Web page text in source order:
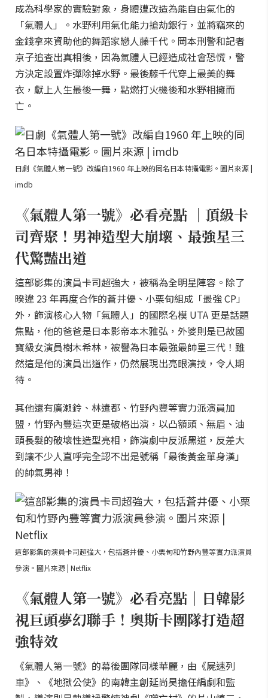
成為科學家的實驗對象，身體遭改造為能自由氣化的
「氣體人」。水野利用氣化能力搶劫銀行，並將竊來的
金錢拿來資助他的舞蹈家戀人藤千代。岡本刑警和記者
京子追查出真相後，因為氣體人已經造成社會恐慌，警
方決定設置炸彈除掉水野。最後藤千代穿上最美的舞
衣，獻上人生最後一舞，點燃打火機後和水野相擁而
亡。
日劇《氣體人第一號》改編自1960 年上映的同名日本特攝電影。圖片來源 |
imdb
《氣體人第一號》必看亮點 ｜頂級卡
司齊聚！男神造型大崩壞、最強星三
代驚豔出道
這部影集的演員卡司超強大，被稱為全明星陣容。除了
暌違 23 年再度合作的蒼井優、小栗旬組成「最強 CP」
外，飾演核心人物「氣體人」的國際名模 UTA 更是話題
焦點，他的爸爸是日本影帝本木雅弘，外婆則是已故國
寶級女演員樹木希林，被譽為日本最強最帥星三代！雖
然這是他的演員出道作，仍然展現出亮眼演技，令人期
待。
其他還有廣瀨鈴、林遣都、竹野內豐等實力派演員加
盟，竹野內豐這次更是破格出演，以凸額頭、無眉、油
頭長髮的破壞性造型亮相，飾演劇中反派黑道，反差大
到讓不少人直呼完全認不出是號稱「最後黃金單身漢」
的帥氣男神！
這部影集的演員卡司超強大，包括蒼井優、小栗旬和竹野內豐等實力派演員
參演。圖片來源 | Netflix
《氣體人第一號》必看亮點｜日韓影
視巨頭夢幻聯手！奧斯卡團隊打造超
強特效
《氣體人第一號》的幕後團隊同樣華麗，由《屍速列
車》、《地獄公使》的南韓主創延尚昊擔任編劇和監